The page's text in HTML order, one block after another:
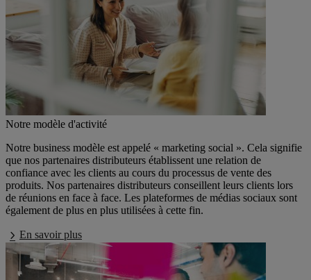
Notre modèle d'activité
Notre business modèle est appelé « marketing social ». Cela signifie
que nos partenaires distributeurs établissent une relation de
confiance avec les clients au cours du processus de vente des
produits. Nos partenaires distributeurs conseillent leurs clients lors
de réunions en face à face. Les plateformes de médias sociaux sont
également de plus en plus utilisées à cette fin.
En savoir plus